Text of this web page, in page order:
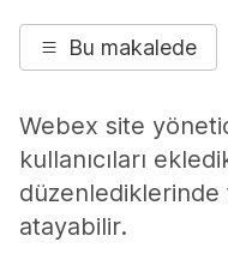
Bu makalede
Webex site
kullanıcıları
düzenlediklerinde
atayabilir.